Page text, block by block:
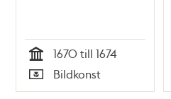
Tid
1670 till 1674
Typ
Bildkonst